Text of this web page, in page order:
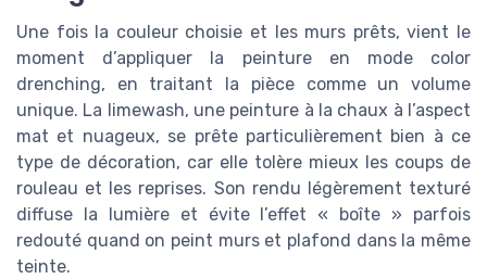
Une fois la couleur choisie et les murs prêts, vient le
moment d’appliquer la peinture en mode color
drenching, en traitant la pièce comme un volume
unique. La limewash, une peinture à la chaux à l’aspect
mat et nuageux, se prête particulièrement bien à ce
type de décoration, car elle tolère mieux les coups de
rouleau et les reprises. Son rendu légèrement texturé
diffuse la lumière et évite l’effet « boîte » parfois
redouté quand on peint murs et plafond dans la même
teinte.